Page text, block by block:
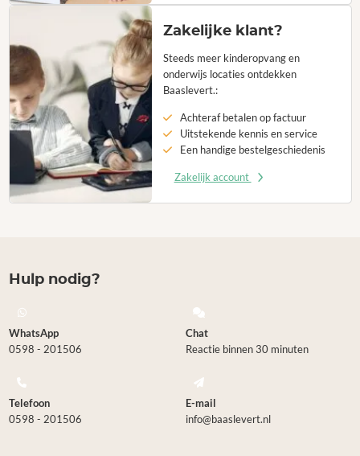
Zakelijke klant?
Steeds meer kinderopvang en
onderwijs locaties ontdekken
Baaslevert.:
Achteraf betalen op factuur
Uitstekende kennis en service
Een handige bestelgeschiedenis
Zakelijk account
Hulp nodig?
WhatsApp
0598 - 201506
Chat
Reactie binnen 30 minuten
Telefoon
0598 - 201506
E-mail
info@baaslevert.nl